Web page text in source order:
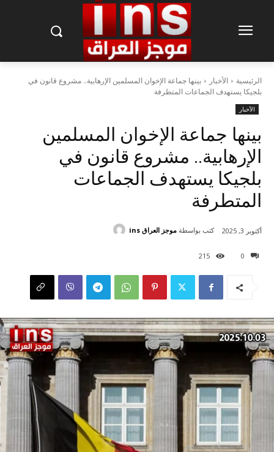
الرئيسية الأخبار
بينها جماعة الإخوان المسلمين الإرهابية.. مشروع قانون في
بلجيكا يستهدف الجماعات المتطرفة
الأخبار
بينها جماعة الإخوان المسلمين
الإرهابية.. مشروع قانون في
بلجيكا يستهدف الجماعات
المتطرفة
0
215
أكتوبر 3, 2025 كتب بواسطة موجز العراق ins